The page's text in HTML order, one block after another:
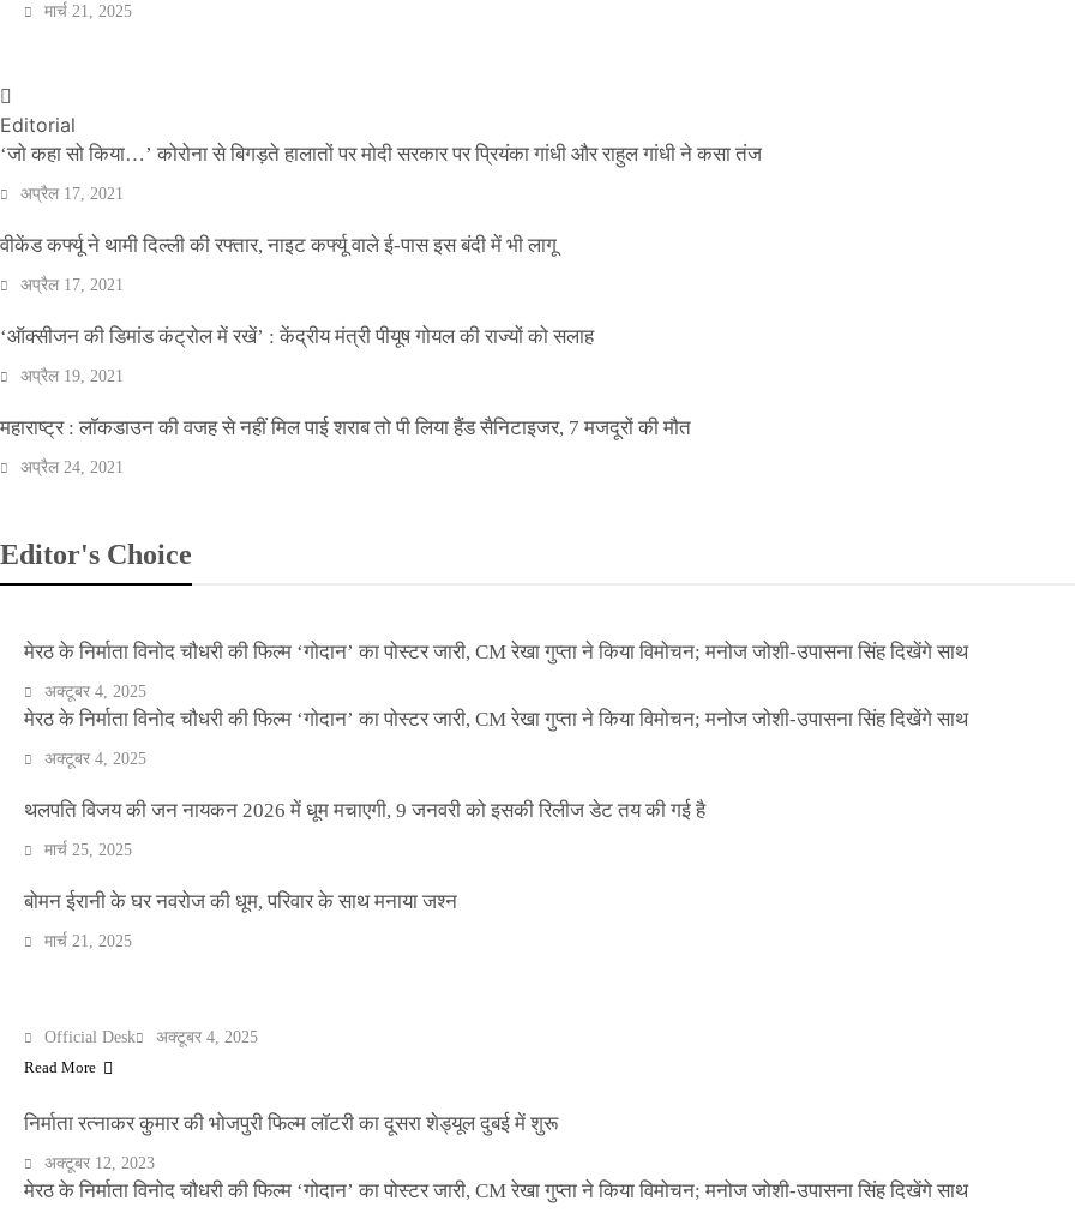
मार्च 21, 2025
Official Desk
Editorial
‘जो कहा सो किया…’ कोरोना से बिगड़ते हालातों पर मोदी सरकार पर प्रियंका गांधी और राहुल गांधी ने कसा तंज
अप्रैल 17, 2021
वीकेंड कर्फ्यू ने थामी दिल्ली की रफ्तार, नाइट कर्फ्यू वाले ई-पास इस बंदी में भी लागू
अप्रैल 17, 2021
‘ऑक्सीजन की डिमांड कंट्रोल में रखें’ : केंद्रीय मंत्री पीयूष गोयल की राज्यों को सलाह
अप्रैल 19, 2021
महाराष्ट्र : लॉकडाउन की वजह से नहीं मिल पाई शराब तो पी लिया हैंड सैनिटाइजर, 7 मजदूरों की मौत
अप्रैल 24, 2021
Editor's Choice
मेरठ के निर्माता विनोद चौधरी की फिल्म ‘गोदान’ का पोस्टर जारी, CM रेखा गुप्ता ने किया विमोचन; मनोज जोशी-उपासना सिंह दिखेंगे साथ
अक्टूबर 4, 2025
मेरठ के निर्माता विनोद चौधरी की फिल्म ‘गोदान’ का पोस्टर जारी, CM रेखा गुप्ता ने किया विमोचन; मनोज जोशी-उपासना सिंह दिखेंगे साथ
अक्टूबर 4, 2025
थलपति विजय की जन नायकन 2026 में धूम मचाएगी, 9 जनवरी को इसकी रिलीज डेट तय की गई है
मार्च 25, 2025
बोमन ईरानी के घर नवरोज की धूम, परिवार के साथ मनाया जश्न
मार्च 21, 2025
NEWS
बॉलीवुड के बाद अब डिफेंस टाइकून साहिल लूथरा को मिली जान से मारने की
धमकियाँ : सेलिब्रिटी टारगेटिंग जैसा हूबहू पैटर्न का खुलासा
Official Desk
Official Desk
अक्टूबर 4, 2025
Read More
निर्माता रत्नाकर कुमार की भोजपुरी फिल्म लॉटरी का दूसरा शेड्यूल दुबई में शुरू
अक्टूबर 12, 2023
मेरठ के निर्माता विनोद चौधरी की फिल्म ‘गोदान’ का पोस्टर जारी, CM रेखा गुप्ता ने किया विमोचन; मनोज जोशी-उपासना सिंह दिखेंगे साथ